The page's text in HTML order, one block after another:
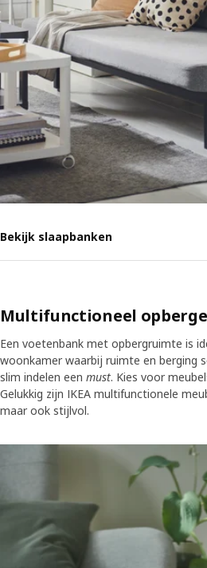
Bekijk slaapbanken
Multifunctioneel
Een voetenbank met opbergruimte is
woonkamer waarbij ruimte en berging
slim indelen een must. Kies voor
Gelukkig zijn IKEA multifunctionele
maar ook stijlvol.